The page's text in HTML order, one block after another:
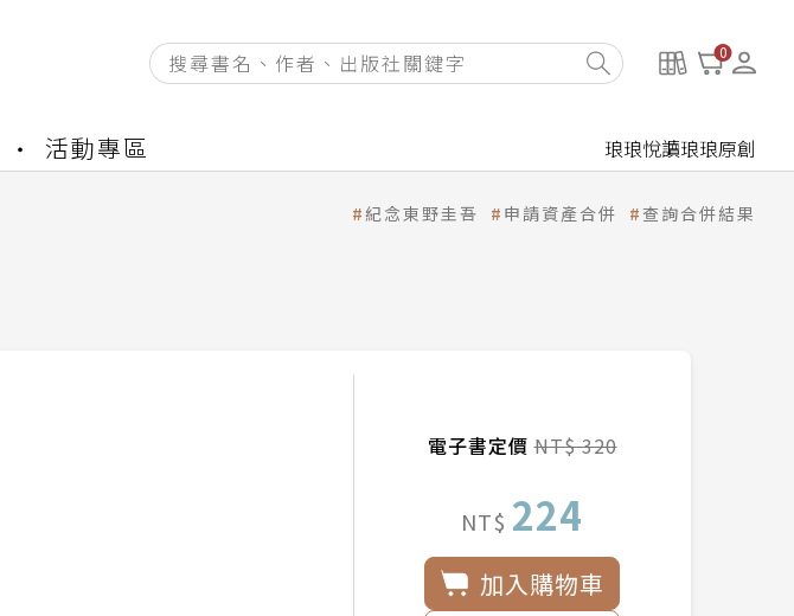
0
活動專區 琅琅悅讀琅琅原創
紀念東野圭吾 申請資產合併 查詢合併結果
電子書定價NT$ 320
NT$ 224
加入購物車